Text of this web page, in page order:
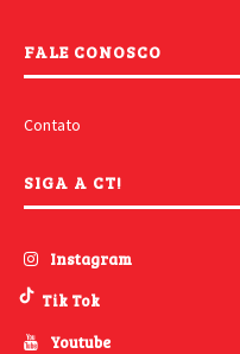
FALE CONOSCO
Contato
SIGA A CT!
Instagram
Tik Tok
Youtube